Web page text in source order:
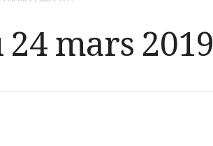
24 mars 2019